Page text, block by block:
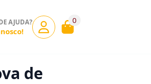
AJUDA? 0
de